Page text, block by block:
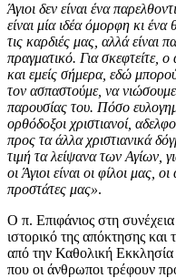
Άγιοι δεν είναι ένα
είναι μία ιδέα όμορφη κι
τις καρδιές μας, αλλά είναι
πραγματικό. Για σκεφτείτε,
και εμείς σήμερα, εδώ
τον ασπαστούμε, να
παρουσίας του. Πόσο
ορθόδοξοι χριστιανοί,
προς τα άλλα χριστιανικά
τιμή τα λείψανα των Αγίων,
οι Άγιοι είναι οι φίλοι μας,
προστάτες μας».
Ο π. Επιφάνιος στη
ιστορικό της απόκτησης
από την Καθολική
που οι άνθρωποι τρέφουν